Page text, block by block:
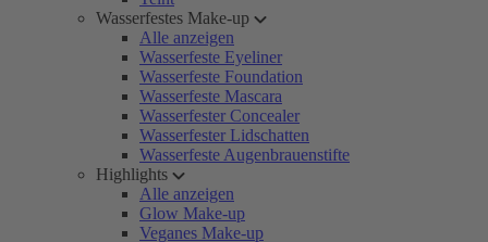
Wasserfestes Make-up
Alle anzeigen
Wasserfeste Eyeliner
Wasserfeste Foundation
Wasserfeste Mascara
Wasserfester Concealer
Wasserfester Lidschatten
Wasserfeste Augenbrauenstifte
Highlights
Alle anzeigen
Glow Make-up
Veganes Make-up